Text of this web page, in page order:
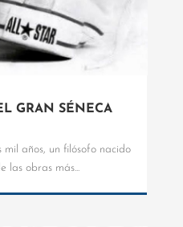
GRAN SÉNECA
años, un filósofo nacido
las obras más...